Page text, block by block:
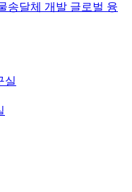
송달체 개발 글로벌 융
실